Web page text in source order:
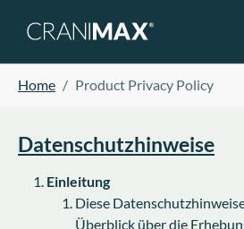
Home Product Privacy Policy
Datenschutzhinweise
Einleitung
Diese
Überblick über die